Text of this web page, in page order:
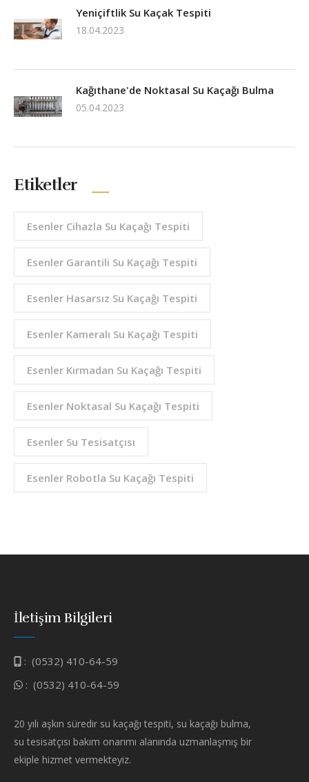
Yeniçiftlik Su Kaçak Tespiti
18.04.2023
Kağıthane'de Noktasal Su Kaçağı Bulma
05.04.2023
Etiketler
Esenler Cihazla Su Kaçağı Tespiti
Esenler Garantili Su Kaçağı Tespiti
Esenler Hasarsız Su Kaçağı Tespiti
Esenler Kameralı Su Kaçağı Tespiti
Esenler Kırmadan Su Kaçağı Tespiti
Esenler Noktasal Su Kaçağı Tespiti
Esenler Su Tesisatçısı
Esenler Robotla Su Kaçağı Tespiti
İletişim Bilgileri
: (0532) 410-64-59
: (0532) 410-64-59
20 yılı aşkın süredir su kaçağı tespiti, su kaçağı bulma,
su tesisatçısı bakım onarımı alanında uzmanlaşmış bir
ekiple hizmet vermekteyiz.